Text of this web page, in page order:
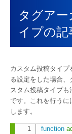
タグア
イプの記
カスタム投稿タイ
る設定をした場合
スタム投稿タイプ
です。これを行うに
します。
function